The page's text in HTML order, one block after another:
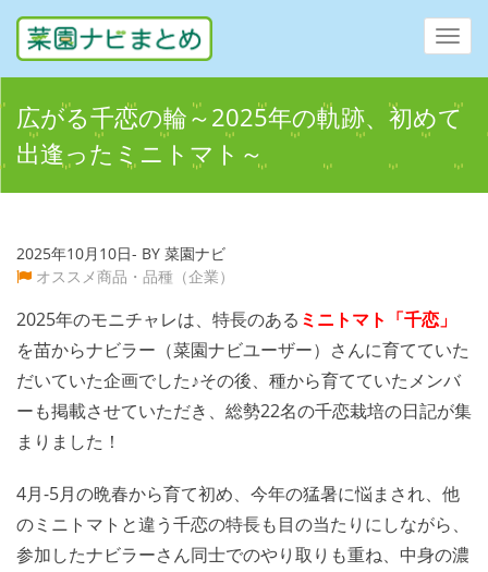
広がる千恋の輪～2025年の軌跡、初めて
出逢ったミニトマト～
2025年10月10日- BY 菜園ナビ
オススメ商品・品種（企業）
2025年のモニチャレは、特長のある ミニトマト「千恋」
を苗からナビラー（菜園ナビユーザー）さんに育てていた
だいていた企画でした♪その後、種から育てていたメンバ
ーも掲載させていただき、総勢22名の千恋栽培の日記が集
まりました！
4月-5月の晩春から育て初め、今年の猛暑に悩まされ、他
のミニトマトと違う千恋の特長も目の当たりにしながら、
参加したナビラーさん同士でのやり取りも重ね、中身の濃